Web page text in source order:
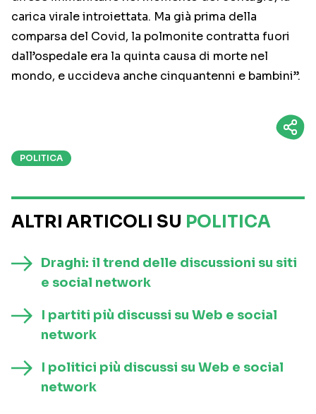
carica virale introiettata. Ma già prima della
comparsa del Covid, la polmonite contratta fuori
dall’ospedale era la quinta causa di morte nel
mondo, e uccideva anche cinquantenni e bambini”.
POLITICA
ALTRI ARTICOLI SU POLITICA
Draghi: il trend delle discussioni su siti
e social network
I partiti più discussi su Web e social
network
I politici più discussi su Web e social
network